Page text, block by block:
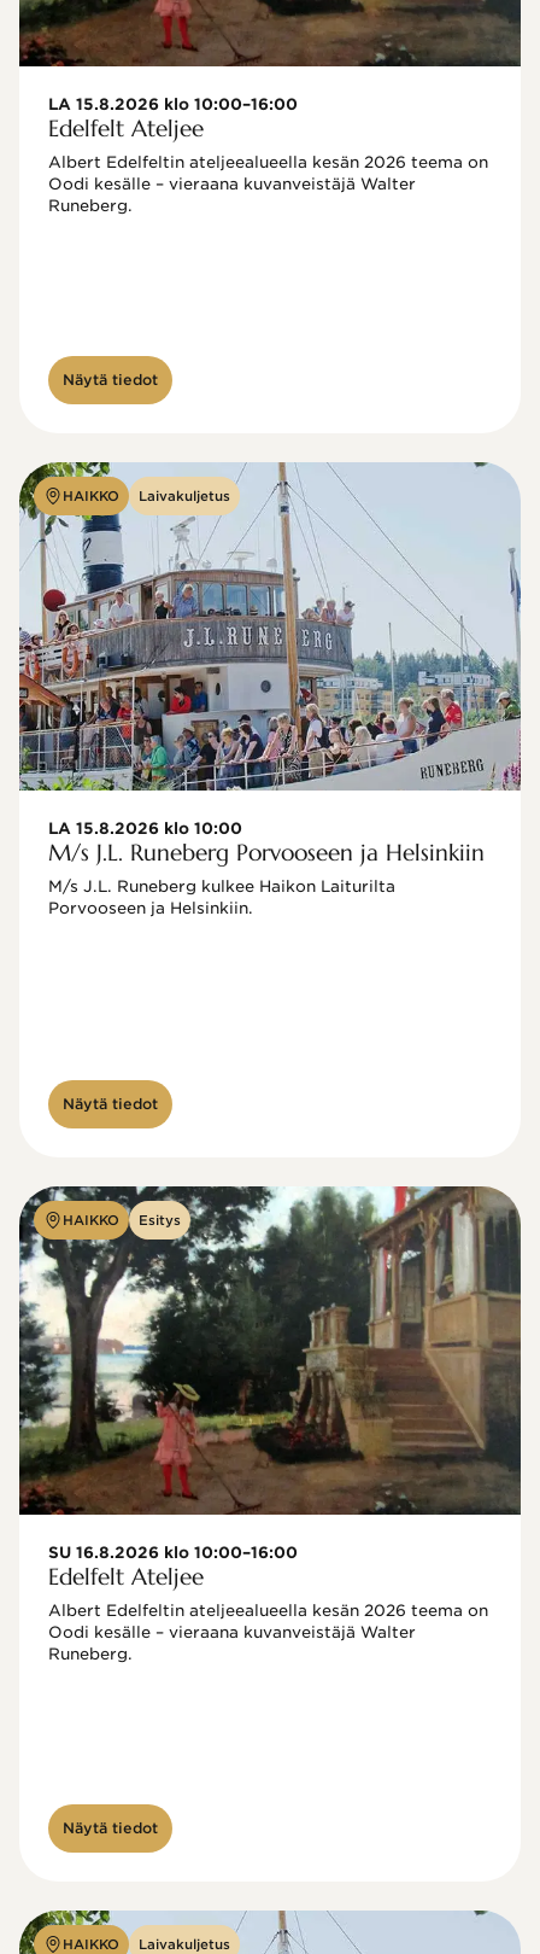
LA 15.8.2026 klo 10:00–16:00
Edelfelt Ateljee
Albert Edelfeltin ateljeealueella kesän 2026 teema on
Oodi kesälle – vieraana kuvanveistäjä Walter
Näytä tiedot
HAIKKO Laivakuljetus
LA 15.8.2026 klo 10:00
M/s J.L. Runeberg Porvooseen ja Helsinkiin
M/s J.L. Runeberg kulkee Haikon Laiturilta
Porvooseen ja Helsinkiin.
Näytä tiedot
HAIKKO Esitys
SU 16.8.2026 klo 10:00–16:00
Edelfelt Ateljee
Albert Edelfeltin ateljeealueella kesän 2026 teema on
Oodi kesälle – vieraana kuvanveistäjä Walter
Näytä tiedot
HAIKKO Laivakuljetus